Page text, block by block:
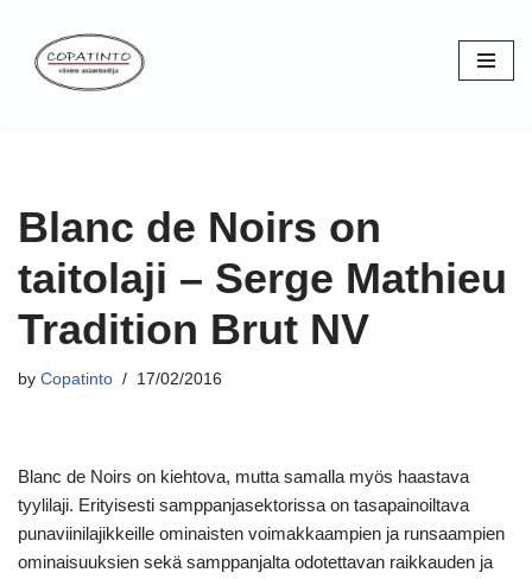
Skip
Blanc de Noirs on
taitolaji – Serge Mathieu
Tradition Brut NV
by Copatinto 17/02/2016
Blanc de Noirs on kiehtova, mutta samalla myös haastava
tyylilaji. Erityisesti samppanjasektorissa on tasapainoiltava
punaviinilajikkeille ominaisten voimakkaampien ja runsaampien
ominaisuuksien sekä samppanjalta odotettavan raikkauden ja